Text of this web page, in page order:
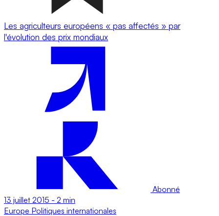
Les agriculteurs européens « pas affectés » par
l'évolution des prix mondiaux
Abonné
13 juillet 2015 - 2 min
Europe Politiques internationales